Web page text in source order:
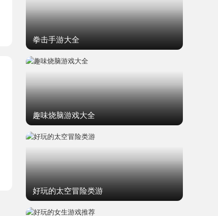
拳击手游大全
趣味烧脑游戏大全
好玩的太空冒险类游